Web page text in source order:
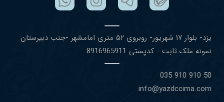
یزد- بلوار ١٧ شهریور- روبروی ۵٢ متری امامشهر -جنب دبیرستان
نمونه ملک ثابت - کدپستی 8916965911
50 910 910 035
info@yazdccima.com